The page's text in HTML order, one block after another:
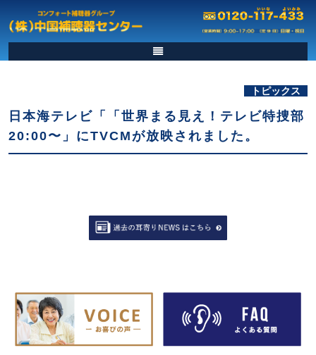
トピックス
日本海テレビ「「世界まる見え！テレビ特捜部
20:00〜」にTVCMが放映されました。